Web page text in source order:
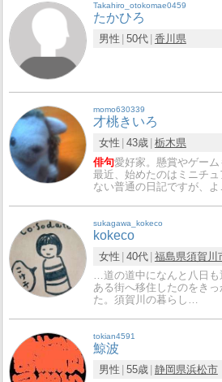
Takahiro_otokomae0459
たかひろ
男性 50代 香川県
momo630339
才桃きいろ
女性 43歳 栃木県
俳句愛好家。懸賞やゲーム
最近、始めたのはミニチ
ない普通の日記ですが、よ
sukagawa_kokeco
kokeco
女性 40代 福島県須賀川
…道の道中になんと八日も
ある街へ移住したのをき
た。須賀川の暮らし…
tokian4591
鯨波
男性 55歳 静岡県浜松市